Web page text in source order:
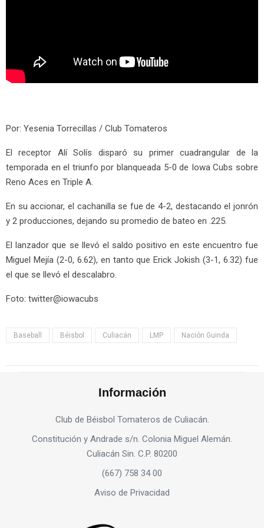
Por: Yesenia Torrecillas / Club Tomateros
El receptor Alí Solís disparó su primer cuadrangular de la
temporada en el triunfo por blanqueada 5-0 de Iowa Cubs sobre
Reno Aces en Triple A.
En su accionar, el cachanilla se fue de 4-2, destacando el jonrón
y 2 producciones, dejando su promedio de bateo en .225.
El lanzador que se llevó el saldo positivo en este encuentro fue
Miguel Mejía (2-0, 6.62), en tanto que Erick Jokish (3-1, 6.32) fue
el que se llevó el descalabro.
Foto: twitter@iowacubs
Baseball Béisbol Culiacán LMP Nación Guinda
Información
Club de Béisbol Tomateros de Culiacán.
Constitución y Andrade s/n. Colonia Miguel Alemán.
Culiacán Sin. C.P. 80200
(667) 758 34 00
Aviso de Privacidad